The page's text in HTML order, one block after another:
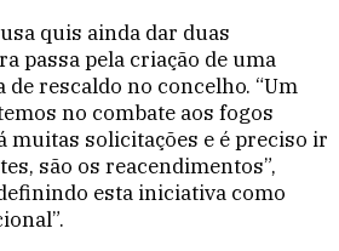
quis ainda dar duas
passa pela criação de uma
de rescaldo no concelho. “Um
no combate aos fogos
muitas solicitações e é preciso ir
são os reacendimentos”,
esta iniciativa como